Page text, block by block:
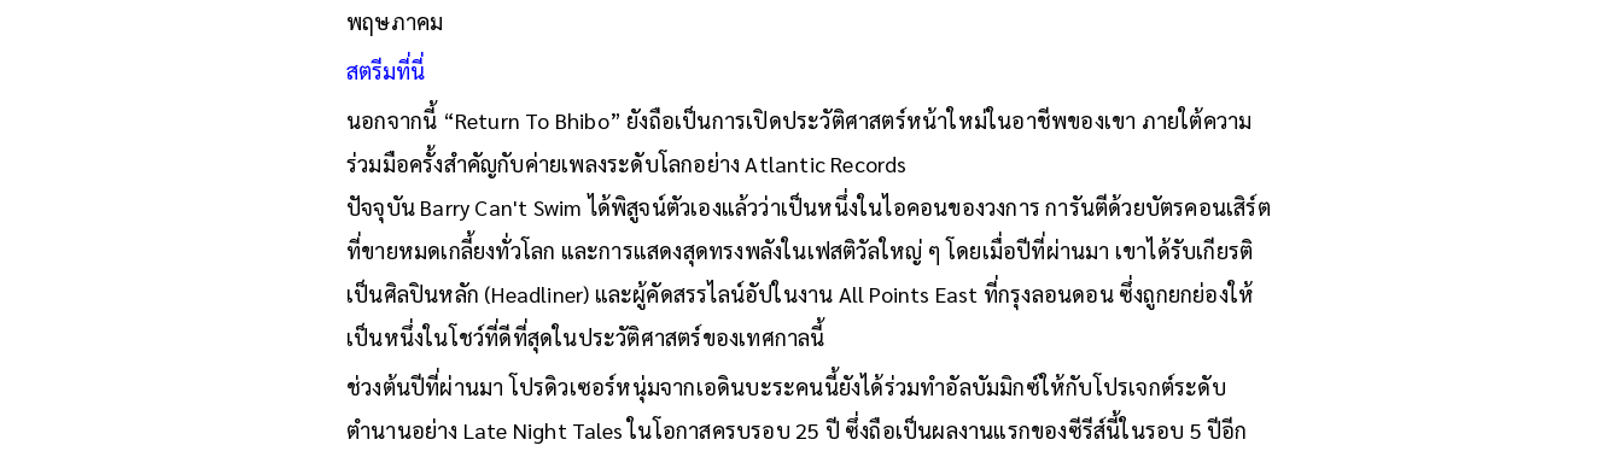
พฤษภาคม
สตรีมที่นี่
นอกจากนี้ “Return To Bhibo” ยังถือเป็นการเปิดประวัติศาสตร์หน้าใหม่ในอาชีพของเขา ภายใต้ความ
ร่วมมือครั้งสำคัญกับค่ายเพลงระดับโลกอย่าง Atlantic Records
ปัจจุบัน Barry Can't Swim ได้พิสูจน์ตัวเองแล้วว่าเป็นหนึ่งในไอคอนของวงการ การันตีด้วยบัตรคอนเสิร์ต
ที่ขายหมดเกลี้ยงทั่วโลก และการแสดงสุดทรงพลังในเฟสติวัลใหญ่ ๆ โดยเมื่อปีที่ผ่านมา เขาได้รับเกียรติ
เป็นศิลปินหลัก (Headliner) และผู้คัดสรรไลน์อัปในงาน All Points East ที่กรุงลอนดอน ซึ่งถูกยกย่องให้
เป็นหนึ่งในโชว์ที่ดีที่สุดในประวัติศาสตร์ของเทศกาลนี้
ช่วงต้นปีที่ผ่านมา โปรดิวเซอร์หนุ่มจากเอดินบะระคนนี้ยังได้ร่วมทำอัลบัมมิกซ์ให้กับโปรเจกต์ระดับ
ตำนานอย่าง Late Night Tales ในโอกาสครบรอบ 25 ปี ซึ่งถือเป็นผลงานแรกของซีรีส์นี้ในรอบ 5 ปีอีก